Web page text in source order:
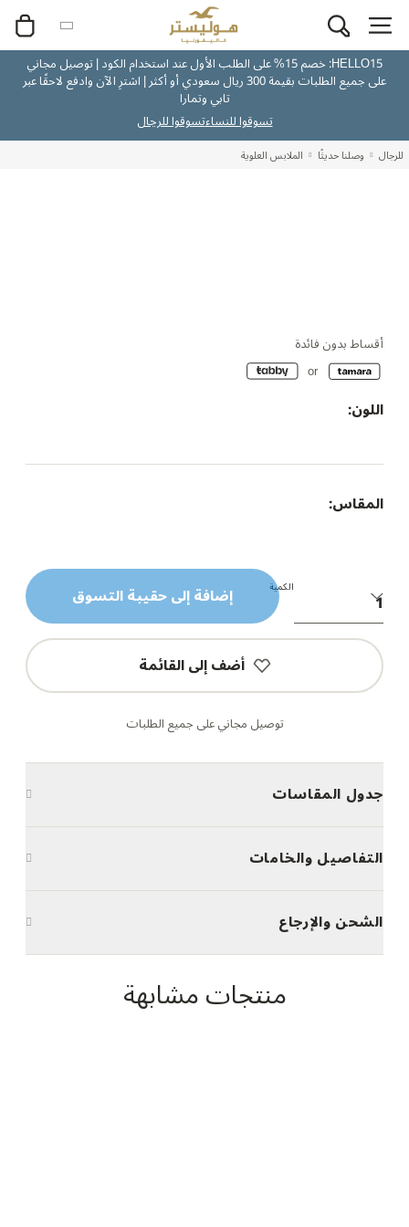
HELLO15: خصم 15% على الطلب الأول عند استخدام الكود | توصيل مجاني
على جميع الطلبات بقيمة 300 ريال سعودي أو أكثر | اشترِ الآن وادفع لاحقًا عبر
تابي وتمارا
تسوقوا للنساءتسوقوا للرجال
للرجال وصلنا حديثًا الملابس العلوية
أقساط بدون فائدة
اللون:
المقاس:
الكمية إضافة إلى حقيبة التسوق
أضف إلى القائمة
توصيل مجاني على جميع الطلبات
جدول المقاسات
التفاصيل والخامات
الشحن والإرجاع
منتجات مشابهة